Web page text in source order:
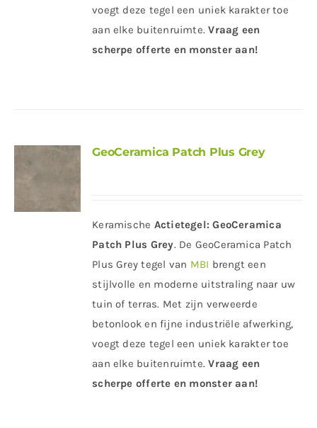
voegt deze tegel een uniek karakter toe
aan elke buitenruimte.Vraag een
scherpe offerte en monster aan!
GeoCeramica Patch Plus Grey
Keramische Actietegel: GeoCeramica
Patch Plus Grey. De GeoCeramica Patch
Plus Grey tegel van MBI brengt een
stijlvolle en moderne uitstraling naar uw
tuin of terras. Met zijn verweerde
betonlook en fijne industriële afwerking,
voegt deze tegel een uniek karakter toe
aan elke buitenruimte.Vraag een
scherpe offerte en monster aan!